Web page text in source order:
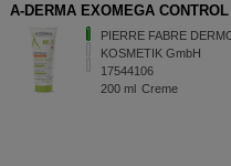
A-DERMA EXOMEGA
PIERRE FABRE
KOSMETIK GmbH
17544106
200 ml Creme